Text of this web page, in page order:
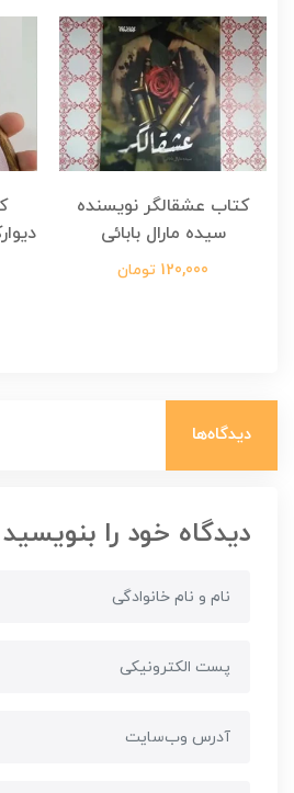
کتاب عشقالگر نویسنده
سیده مارال بابائی
120,000 تومان
دیدگاه‌ها
دیدگاه خود را بنویسید